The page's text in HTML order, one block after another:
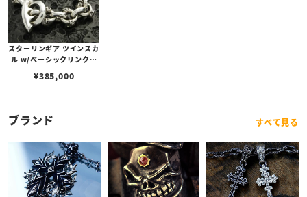
スターリンギア ツインスカ
ル w/ベーシックリンクブ
¥385,000
ブランド すべて見る